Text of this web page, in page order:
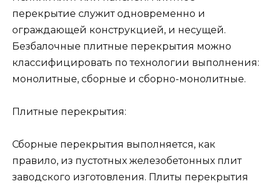
перекрытие служит одновременно и
ограждающей конструкцией, и несущей.
Безбалочные плитные перекрытия можно
классифицировать по технологии выполнения:
монолитные, сборные и сборно-монолитные.
Плитные перекрытия:
Сборные перекрытия выполняется, как
правило, из пустотных железобетонных плит
заводского изготовления. Плиты перекрытия